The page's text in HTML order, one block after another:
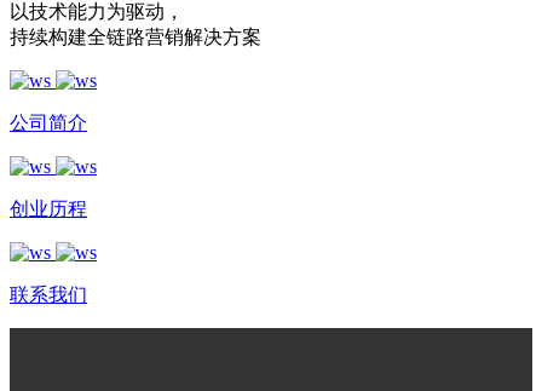
以技术能力为驱动 ，
持续构建全链路营销解决方案
公司简介
创业历程
联系我们